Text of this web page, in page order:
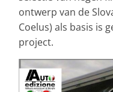
ontwerp van de
Coelus) als basis is
project.